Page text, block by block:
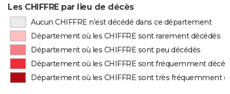
Les CHIFFRE par lieu de décès
Aucun CHIFFRE n'est décédé dans ce département
Département où les CHIFFRE sont rarement décédés
Département où les CHIFFRE sont peu décédés
Département où les CHIFFRE sont fréquemment
Département où les CHIFFRE sont très fréquemment